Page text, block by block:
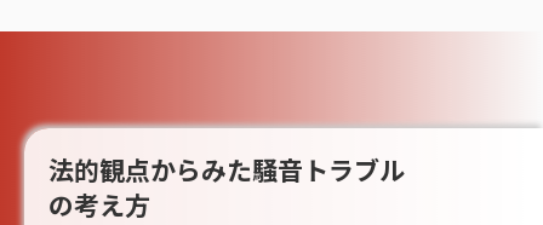
法的観点からみた騒音トラブル
の考え方